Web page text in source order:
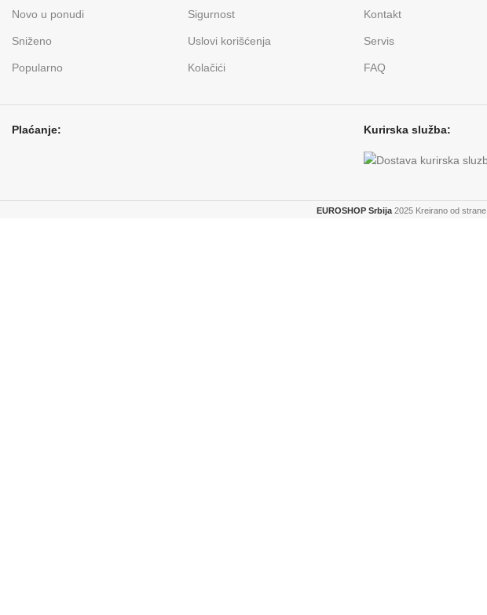
Novo u ponudi
Sniženo
Popularno
Sigurnost
Uslovi korišćenja
Kolačići
Kontakt
Servis
FAQ
Plaćanje: Kurirska služba:
EUROSHOP Srbija 2025 Kreirano od strane